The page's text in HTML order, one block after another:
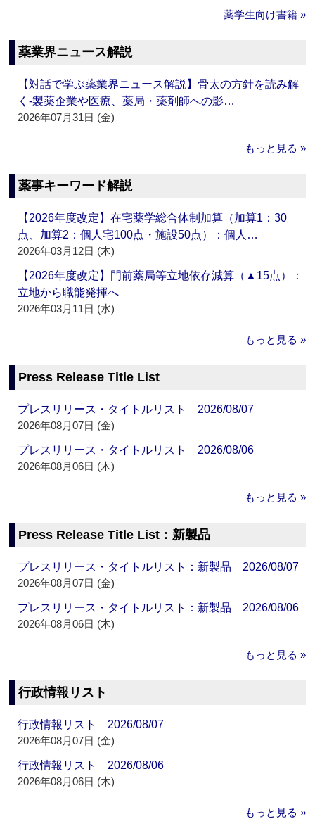
薬学生向け書籍 »
薬業界ニュース解説
【対話で学ぶ薬業界ニュース解説】骨太の方針を読み解
く‐製薬企業や医療、薬局・薬剤師への影…
2026年07月31日 (金)
もっと見る »
薬事キーワード解説
【2026年度改定】在宅薬学総合体制加算（加算1：30
点、加算2：個人宅100点・施設50点）：個人…
2026年03月12日 (木)
【2026年度改定】門前薬局等立地依存減算（▲15点）：
立地から職能発揮へ
2026年03月11日 (水)
もっと見る »
Press Release Title List
プレスリリース・タイトルリスト 2026/08/07
2026年08月07日 (金)
プレスリリース・タイトルリスト 2026/08/06
2026年08月06日 (木)
もっと見る »
Press Release Title List：新製品
プレスリリース・タイトルリスト：新製品 2026/08/07
2026年08月07日 (金)
プレスリリース・タイトルリスト：新製品 2026/08/06
2026年08月06日 (木)
もっと見る »
行政情報リスト
行政情報リスト 2026/08/07
2026年08月07日 (金)
行政情報リスト 2026/08/06
2026年08月06日 (木)
もっと見る »